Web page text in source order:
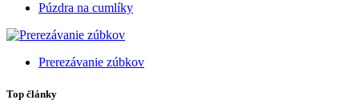
Púzdra na cumlíky
Prerezávanie zúbkov
Top články